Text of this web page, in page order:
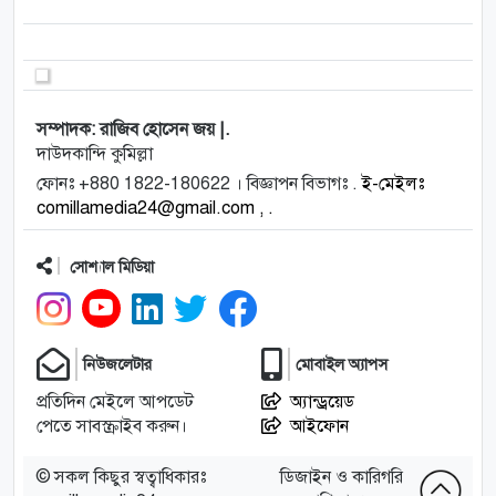
না। ইসরায়েলের
নেতানিয়াহু আজ
রোববার এমন হুঁশিয়ারি
পর্যন্ত পূর্বনির্ধারিত সময়ে
যুদ্ধবির...…
সম্পাদক: রাজিব হোসেন জয় |.
দাউদকান্দি কুমিল্লা
ফোনঃ +880 1822-180622 । বিজ্ঞাপন বিভাগঃ .ই-মেইলঃ
comillamedia24@gmail.com , .
সোশ্যাল মিডিয়া
নিউজলেটার
প্রতিদিন মেইলে আপডেট
পেতে সাবস্ক্রাইব করুন।
মোবাইল অ্যাপস
অ্যান্ড্রয়েড
আইফোন
© সকল কিছুর স্বত্বাধিকারঃ
ডিজাইন ও কারিগরি